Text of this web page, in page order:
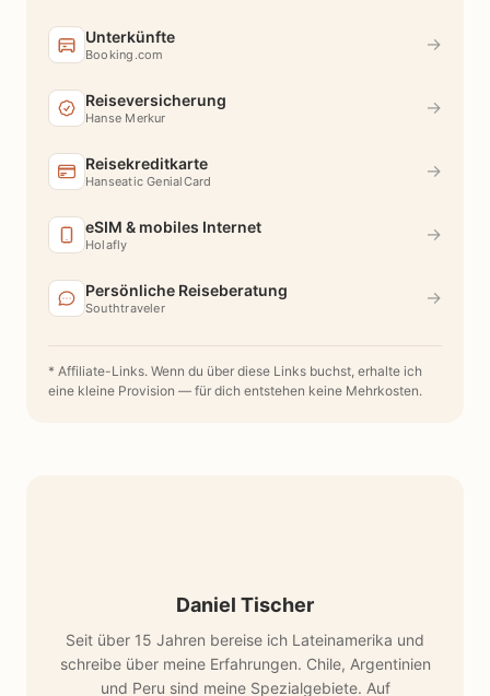
Unterkünfte
Booking.com →
Reiseversicherung
Hanse Merkur →
Reisekreditkarte
Hanseatic GenialCard →
eSIM & mobiles Internet
Holafly →
Persönliche Reiseberatung
Southtraveler →
* Affiliate-Links. Wenn du über diese Links buchst, erhalte ich
eine kleine Provision — für dich entstehen keine Mehrkosten.
Daniel Tischer
Seit über 15 Jahren bereise ich Lateinamerika und
schreibe über meine Erfahrungen. Chile, Argentinien
und Peru sind meine Spezialgebiete. Auf